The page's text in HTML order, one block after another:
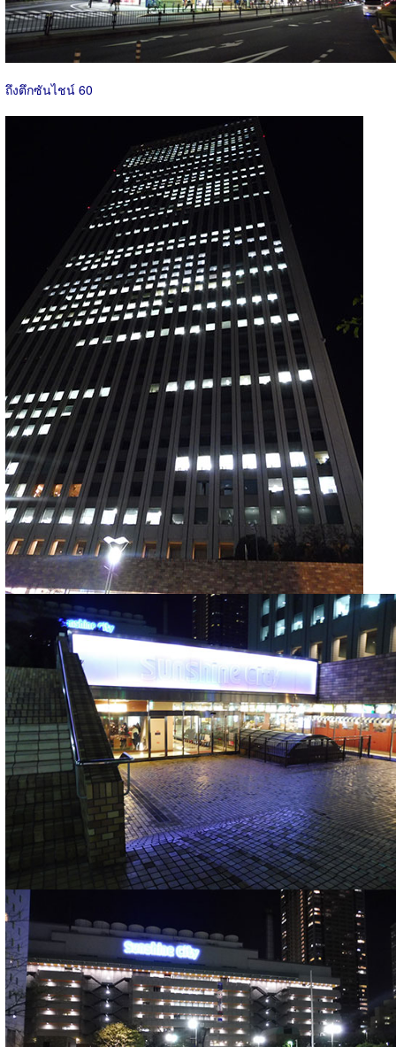
ถึงตึกซันไชน์ 60